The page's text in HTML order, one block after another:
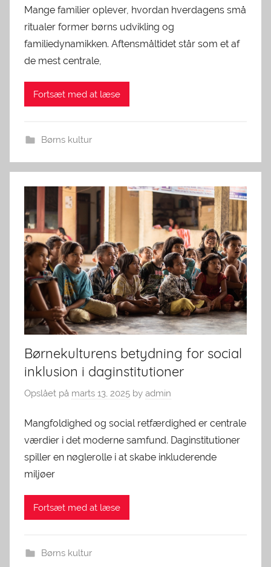
Mange familier oplever, hvordan hverdagens små
ritualer former børns udvikling og
familiedynamikken. Aftensmåltidet står som et af
de mest centrale,
Fortsæt med at læse
Børns kultur
Børnekulturens betydning for social
inklusion i daginstitutioner
Opslået på marts 13, 2025 by admin
Mangfoldighed og social retfærdighed er centrale
værdier i det moderne samfund. Daginstitutioner
spiller en nøglerolle i at skabe inkluderende
miljøer
Fortsæt med at læse
Børns kultur